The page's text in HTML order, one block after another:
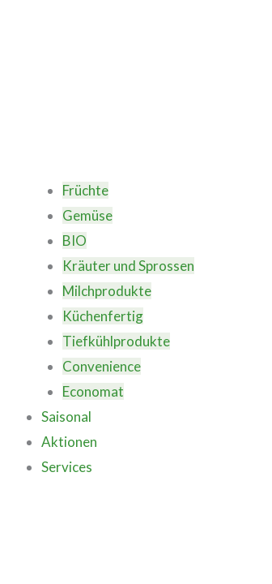
Früchte
Gemüse
BIO
Kräuter und Sprossen
Milchprodukte
Küchenfertig
Tiefkühlprodukte
Convenience
Economat
Saisonal
Aktionen
Services